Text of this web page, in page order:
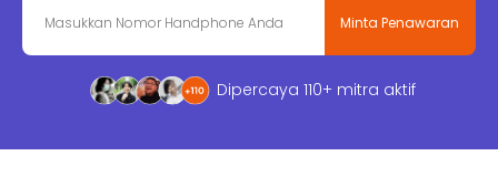
Minta Penawaran
Dipercaya 110+ mitra aktif